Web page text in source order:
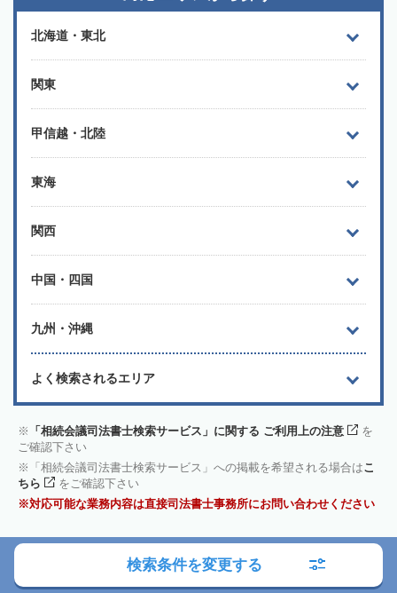
北海道・東北
関東
甲信越・北陸
東海
関西
中国・四国
九州・沖縄
よく検索されるエリア
「相続会議司法書士検索サービス」に関する ご利用上の注意
を
ご確認下さい
「相続会議司法書士検索サービス」への掲載を希望される場合はこ
ちら
をご確認下さい
対応可能な業務内容は直接司法書士事務所にお問い合わせください
市区町村から司法書士を探す
検索条件を変更する